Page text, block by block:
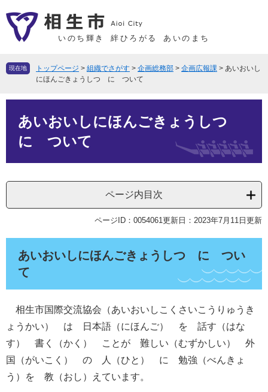
ー
先
ニ
を
へ
いのち輝き 絆ひろがる あいのまち
現在地 トップページ > 組織でさがす > 企画総務部 > 企画広報課 > あいおいし
にほんごきょうしつ に ついて
あいおいしにほんごきょうしつ
に ついて
ページ内目次
ページID：0054061更新日：2023年7月11日更新
あいおいしにほんごきょうしつ に つい
て
相生市国際交流協会（あいおいしこくさいこうりゅうき
ょうかい） は 日本語（にほんご） を 話す（はな
す） 書く（かく） ことが 難しい（むずかしい） 外
国（がいこく） の 人（ひと） に 勉強（べんきょ
う）を 教（おし）えています。